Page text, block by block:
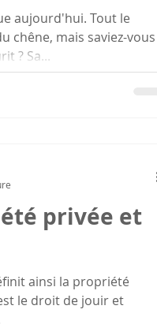
aujourd'hui. Tout le
chêne, mais saviez-vous
? Sa...
privée et
ainsi la propriété
le droit de jouir et